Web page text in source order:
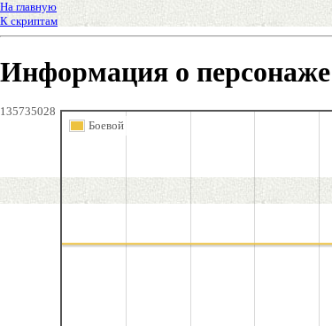
На главную
К скриптам
Информация о персонаже
135735028
Боевой